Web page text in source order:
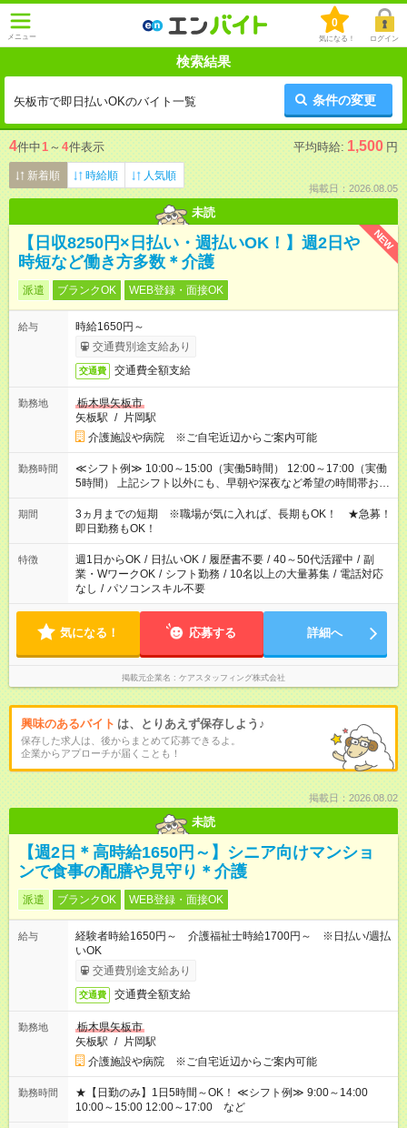
メニュー
0
気になる！ ログイン
検索結果
矢板市で即日払いOKのバイト一覧 条件の変更
4件中1 ～ 4件表示 平均時給: 1,500 円
新着順 時給順 人気順
掲載日：2026.08.05
未読
NEW
【日収8250円×日払い・週払いOK！】週2日や
時短など働き方多数＊介護
派遣 ブランクOK WEB登録・面接OK
給与
時給1650円～
交通費別途支給あり
交通費 交通費全額支給
勤務地
栃木県矢板市
矢板駅 / 片岡駅
介護施設や病院 ※ご自宅近辺からご案内可能
勤務時間
≪シフト例≫ 10:00～15:00（実働5時間） 12:00～17:00（実働
5時間） 上記シフト以外にも、早朝や深夜など希望の時間帯お聞
かせください！ 事前に担当からヒアリングもしますので、ご安
心ください！
期間
3ヵ月までの短期 ※職場が気に入れば、長期もOK！ ★急募！
即日勤務もOK！
特徴 週1日からOK / 日払いOK / 履歴書不要 / 40～50代活躍中 / 副
業・WワークOK / シフト勤務 / 10名以上の大量募集 / 電話対応
なし / パソコンスキル不要
気になる！ 応募する 詳細へ
掲載元企業名 ケアスタッフィング株式会社
興味のあるバイト は、とりあえず保存しよう♪
保存した求人は、後からまとめて応募できるよ。
企業からアプローチが届くことも！
掲載日：2026.08.02
未読
【週2日＊高時給1650円～】シニア向けマンショ
ンで食事の配膳や見守り＊介護
派遣 ブランクOK WEB登録・面接OK
給与
経験者時給1650円～ 介護福祉士時給1700円～ ※日払い/週払
いOK
交通費別途支給あり
交通費 交通費全額支給
勤務地
栃木県矢板市
矢板駅 / 片岡駅
介護施設や病院 ※ご自宅近辺からご案内可能
勤務時間
★【日勤のみ】1日5時間～OK！ ≪シフト例≫ 9:00～14:00
10:00～15:00 12:00～17:00 など